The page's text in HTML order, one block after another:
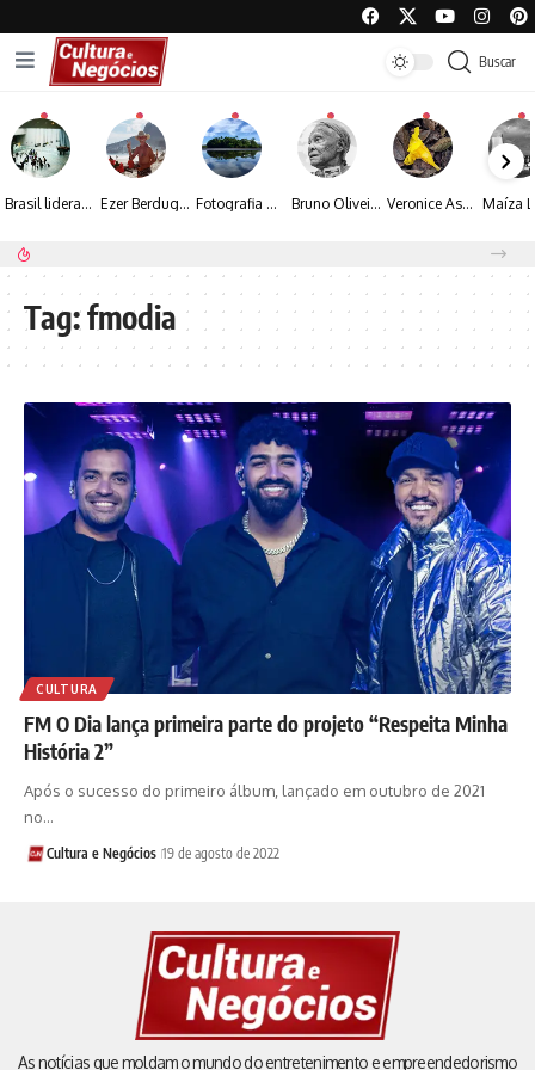
Buscar
Brasil lidera crescimento entre os 15 maiores mercados globais de viagens corporativas Ezer Berdugo transforma experiências multiculturais e memórias em narrativas visuais por meio da fotografia Fotografia de Fátima Carlini transforma paisagens naturais em experiências de contemplação Bruno Oliveira retrata o cotidiano urbano por meio da fotografia em preto e branco Veronice Assini Saes transforma a natureza em fotografias marcadas pela sensibilidade
Tag:fmodia
CULTURA
FM O Dia lança primeira parte do projeto “Respeita Minha
História 2”
Após o sucesso do primeiro álbum, lançado em outubro de 2021
no…
Cultura e Negócios 19 de agosto de 2022
As notícias que moldam o mundo do entretenimento e empreendedorismo